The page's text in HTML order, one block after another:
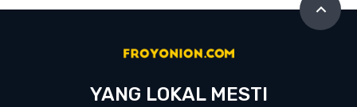
YANG LOKAL MESTI